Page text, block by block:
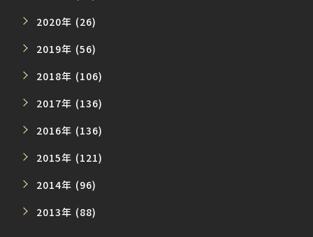
2020年 (26)
2019年 (56)
2018年 (106)
2017年 (136)
2016年 (136)
2015年 (121)
2014年 (96)
2013年 (88)